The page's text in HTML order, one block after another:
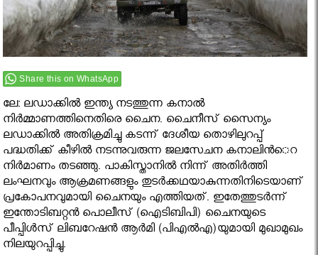
Share this on WhatsApp
ലേ: ലഡാക്കിൽ ഇന്ത്യ നടത്തുന്ന കനാൽ
നിർമ്മാണത്തിനെതിരെ ചൈന. ചൈനീസ് സൈന്യം
ലഡാക്കില്‍ അതിക്രമിച്ചു കടന്ന് ദേശീയ തൊഴിലുറപ്പ്
പദ്ധതിക്ക് കീഴില്‍ നടന്നുവരുന്ന ജലസേചന കനാലിന്‍െറ
നിര്‍മാണം തടഞ്ഞു. പാകിസ്താനില്‍ നിന്ന് അതിര്‍ത്തി
ലംഘനവും ആക്രമണങ്ങളും തുടര്‍ക്കഥയാകുന്നതിനിടെയാണ്
പ്രകോപനവുമായി ചൈനയും എത്തിയത്. ഇതേത്തുടര്‍ന്ന്
ഇന്തോടിബറ്റന്‍ പൊലീസ് (ഐടിബിപി) ചൈനയുടെ
പീപ്പിള്‍സ് ലിബറേഷന്‍ ആര്‍മി (പിഎല്‍എ)യുമായി മുഖാമുഖം
നിലയുറപ്പിച്ചു.